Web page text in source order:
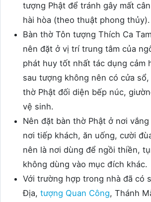
tượng Phật để tránh gây mất
hài hòa (theo thuật phong thủy).
Bàn thờ Tôn tượng Thích Ca
nên đặt ở vị trí trung tâm của
phát huy tốt nhất tác dụng cảm
sau tượng không nên có cửa
thờ Phật đối diện bếp núc,
vệ sinh.
Nên đặt bàn thờ Phật ở nơi
nơi tiếp khách, ăn uống, cười
nên là nơi dùng để ngồi thiền,
không dùng vào mục đích khác.
Với trường hợp trong nhà đã có
Địa, tượng Quan Công, Thánh